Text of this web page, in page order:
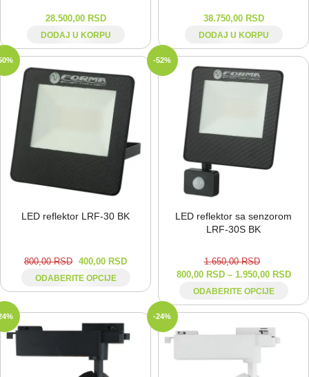
28.500,00 RSD
DODAJ U KORPU
38.750,00 RSD
DODAJ U KORPU
LED reflektor LRF-⁠30 BK
800,00RSD 400,00 RSD
ODABERITE OPCIJE
-52%
LED reflektor sa senzorom
LRF-⁠30S BK
1.650,00RSD
800,00 RSD – 1.950,00 RSD
ODABERITE OPCIJE
-24%